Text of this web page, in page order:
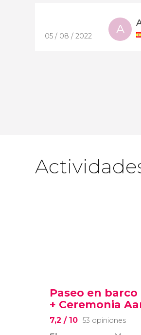
05 / 08 / 2022 A
Paseo en
+ Ceremonia
7,2 / 10 53 opiniones